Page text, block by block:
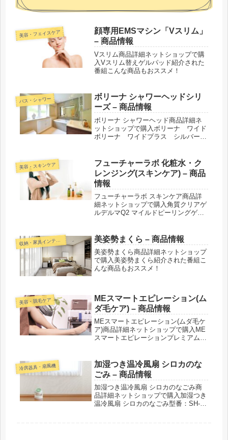
美容・フェイスケア
顔専用EMSマシン「Vスリム」
– 商品情報
Vスリム商品詳細ネットショップで購
入Vスリム替えゲルパッド紹介された
番組こんな商品もおススメ！
バス・シャワー
ボリーナ シャワーヘッドシリ
ーズ – 商品情報
ボリーナ シャワーヘッド商品詳細ネ
ットショップで購入ボリーナ ワイド
ボリーナ ワイドプラス シルバーボ
ト×ガンメタリックボリーナ プリー
トボリーナ リザイア シルバーボリ
ー...
美容・スキンケア
フューチャーラボ 化粧水・ク
レンジング(スキンケア) – 商品
情報
フューチャーラボ スキンケア商品詳
細ネットショップで購入角質クリアゲ
ルデルマQ2 マイルドピーリングゲル
ーズ／バーベナ／ジューシィシトラス
デルマQ2 マイルドピー...
収
納・家具インテリア 美姿勢まくら – 商品情報
美姿勢まくら商品詳細ネットショップ
で購入美姿勢まくら紹介された番組こ
んな商品もおススメ！
美容・脱毛ケア
MEスマートエピレーション(ム
ダ毛ケア) – 商品情報
MEスマートエピレーション(ムダ毛ケ
ア)商品詳細ネットショップで購入ME
スマートエピレーションプレミアム
トエピレーションプレミアム専用 美
肌カートリッジMEスマートエピレ
ー...
冷房器具・扇風機
加湿つき温冷風扇 シロカのな
ごみ – 商品情報
加湿つき温冷風扇 シロカのなごみ商
品詳細ネットショップで購入加湿つき
温冷風扇 シロカのなごみ型番：SH-